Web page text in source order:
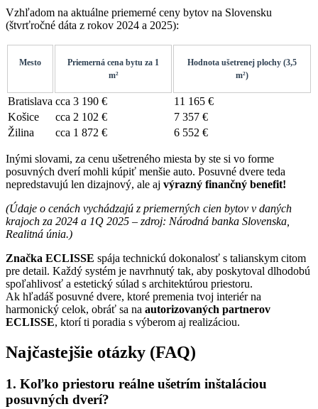
Vzhľadom na aktuálne priemerné ceny bytov na Slovensku
(štvrťročné dáta z rokov 2024 a 2025):
Mesto
Priemerná cena bytu za 1
m²
Hodnota ušetrenej plochy (3,5
m²)
Bratislava cca 3 190 €
11 165 €
Košice
cca 2 102 €
7 357 €
Žilina
cca 1 872 € 6 552 €
Inými slovami, za cenu ušetreného miesta by ste si vo forme
posuvných dverí mohli kúpiť menšie auto. Posuvné dvere teda
nepredstavujú len dizajnový, ale aj výrazný finančný benefit!
(Údaje o cenách vychádzajú z priemerných cien bytov v daných
krajoch za 2024 a 1Q 2025 – zdroj: Národná banka Slovenska,
Realitná únia.)
Značka ECLISSE spája technickú dokonalosť s talianskym citom
pre detail. Každý systém je navrhnutý tak, aby poskytoval dlhodobú
spoľahlivosť a estetický súlad s architektúrou priestoru.
Ak hľadáš posuvné dvere, ktoré premenia tvoj interiér na
harmonický celok, obráť sa na autorizovaných partnerov
ECLISSE, ktorí ti poradia s výberom aj realizáciou.
Najčastejšie otázky (FAQ)
1. Koľko priestoru reálne ušetrím inštaláciou
posuvných dverí?